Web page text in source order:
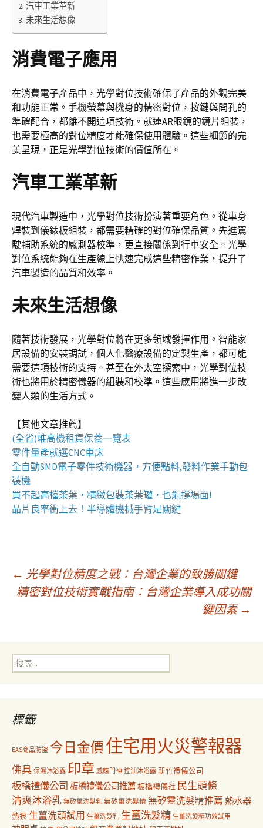
汽車工業革新
未來生活想像
消費電子應用
在消費電子產品中，光學對位技術確保了產品的外觀完美
和功能正常。手機螢幕與機身的精密對位，按鍵與開孔的
準確配合，都離不開這項技術。就連AR眼鏡的鏡片組裝，
也需要極高的對位精度才能確保使用體驗。這些細節的完
美呈現，正是光學對位技術的價值所在。
汽車工業革新
現代汽車製造中，光學對位技術扮演著重要角色。從車身
焊裝到儀錶板組裝，都需要精確的對位確保品質。先進駕
駛輔助系統的感測器校準，更直接關係到行車安全。光學
對位系統能夠在生產線上快速完成這些精密作業，提升了
汽車製造的品質和效率。
未來生活想像
隨著技術發展，光學對位將在更多領域發揮作用。智能家
居設備的安裝調試，個人化醫療設備的定製生產，都可能
需要這項技術的支持。甚至在外太空探索中，光學對位技
術也將用於精密儀器的組裝和校準。這些應用將進一步改
變人類的生活方式。
【其他文章推薦】
(全省)堆高機租賃保養一覽表
零件量產就選CNC車床
全自動SMD電子零件技術機器 ，方便點料,發料作業手動包
裝機
買不起高檔茶葉，精緻包裝茶葉罐 ，也能撐場面!
晶片良率衝上去！ 半導體機械手臂是關鍵
文
導
← 光學對位精度之戰：台灣企業的致勝關鍵
精密對位技術實戰指南：台灣企業導入成功關
鍵因素 →
搜
尋
標籤
EAS商品防盜 今日金價住宅用火災警報器
佛具 保濕沐浴露 印章 感應門神 控油沐浴露 新竹禮儀公司
板橋禮儀公司 板橋禮儀公司推薦板橋禮儀社 民生頭條
清爽沐浴乳 無矽靈洗髮乳 無矽靈洗髮精 無矽靈洗髮精推薦 熱水器
熱泵 生薑洗頭試用 生薑洗髮乳 生薑洗髮精 生薑洗髮精功效試用